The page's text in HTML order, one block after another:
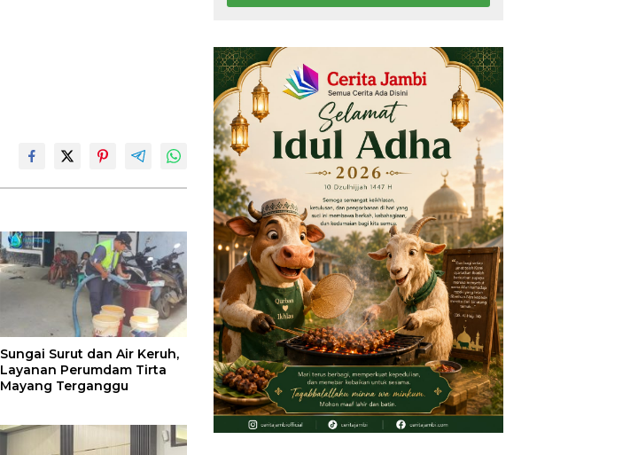
Sungai Surut dan Air Keruh,
Layanan Perumdam Tirta
Mayang Terganggu